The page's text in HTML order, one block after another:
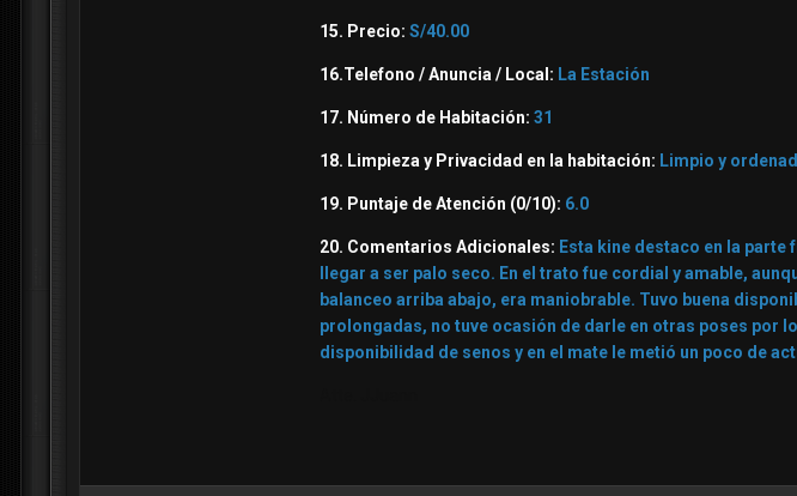
15. Precio: S/40.00
16.Telefono / Anuncia / Local: La Estación
17. Número de Habitación: 31
18. Limpieza y Privacidad en la habitación: Limpio y
19. Puntaje de Atención (0/10): 6.0
20. Comentarios Adicionales: Esta kine destaco en la
llegar a ser palo seco. En el trato fue cordial y amable,
balanceo arriba abajo, era maniobrable. Tuvo buena
prolongadas, no tuve ocasión de darle en otras poses por
disponibilidad de senos y en el mate le metió un poco de